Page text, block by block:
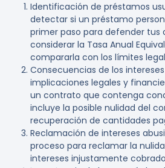
Identificación de préstamos
detectar si un préstamo
primer paso para defender tus
considerar la Tasa Anual
compararla con los límites
Consecuencias de los
implicaciones legales y
un contrato que contenga
incluye la posible nulidad del
recuperación de cantidades
Reclamación de intereses
proceso para reclamar la
intereses injustamente